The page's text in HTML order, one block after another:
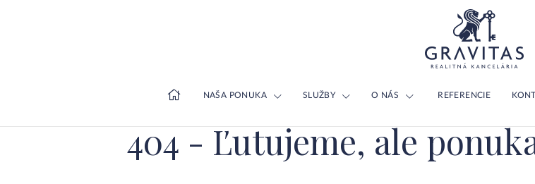
NAŠA PONUKA SLUŽBY O NÁS REFERENCIE
404 - Ľutujeme, ale